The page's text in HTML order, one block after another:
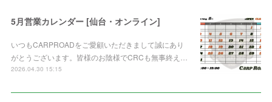
5月営業カレンダー [仙台・オンライン]
いつもCARPROADをご愛顧いただきまして誠にあり
がとうございます。皆様のお陰様でCRCも無事終え…
2026.04.30 15:15